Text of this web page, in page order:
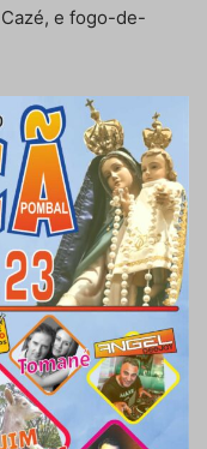
e fogo-de-